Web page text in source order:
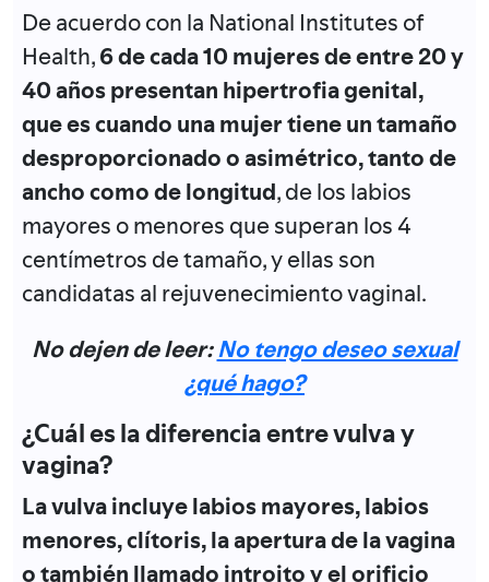
De acuerdo con la National Institutes of
Health,6 de cada 10 mujeres de entre 20 y
40 años presentan hipertrofia genital,
que es cuando una mujer tiene un tamaño
desproporcionado o asimétrico, tanto de
ancho como de longitud, de los labios
mayores o menores que superan los 4
centímetros de tamaño, y ellas son
candidatas al rejuvenecimiento vaginal.
No dejen de leer:No tengo deseo sexual
¿qué hago?
¿Cuál es la diferencia entre vulva y
vagina?
La vulva incluye labios mayores, labios
menores, clítoris, la apertura de la vagina
o también llamado introito y el orificio